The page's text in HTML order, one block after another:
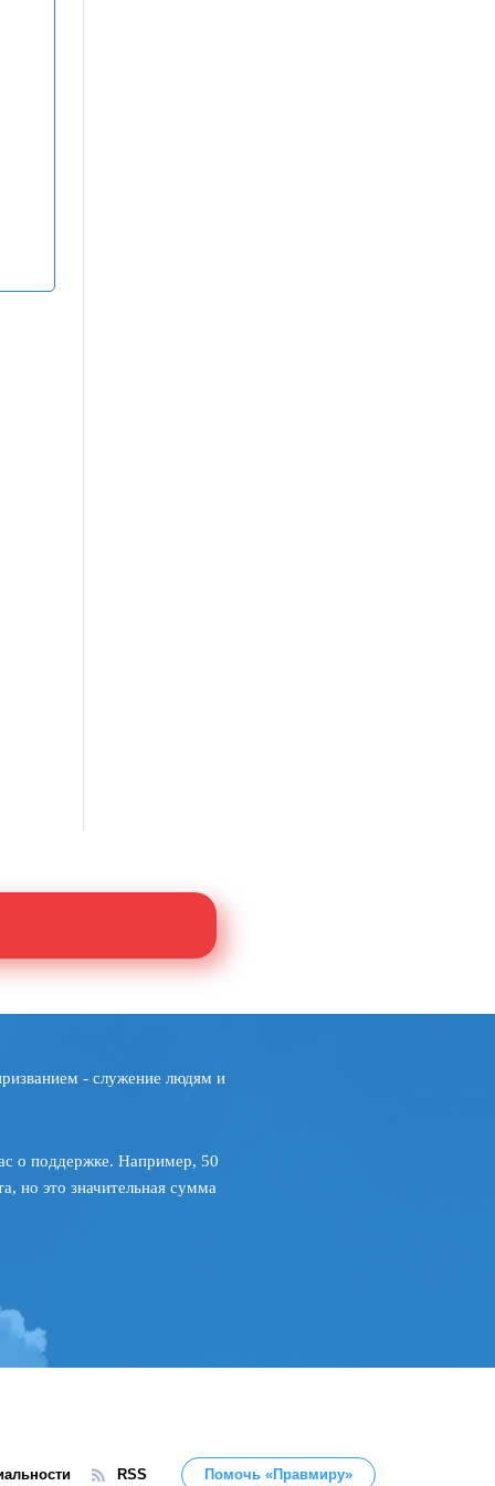
- служение людям и
о поддержке. Например, 50
но это значительная сумма
RSS Помочь «Правмиру»